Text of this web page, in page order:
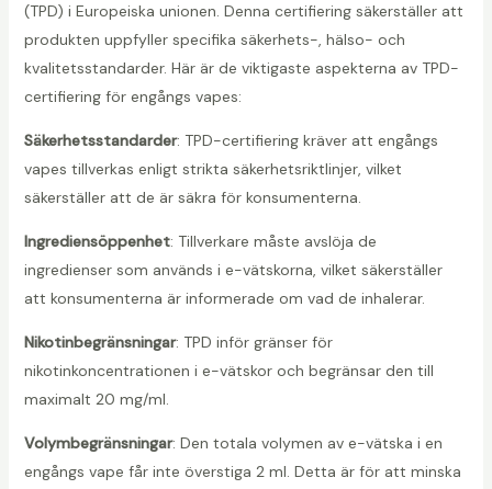
(TPD) i Europeiska unionen. Denna certifiering säkerställer att
produkten uppfyller specifika säkerhets-, hälso- och
kvalitetsstandarder. Här är de viktigaste aspekterna av TPD-
certifiering för engångs vapes:
Säkerhetsstandarder: TPD-certifiering kräver att engångs
vapes tillverkas enligt strikta säkerhetsriktlinjer, vilket
säkerställer att de är säkra för konsumenterna.
Ingrediensöppenhet: Tillverkare måste avslöja de
ingredienser som används i e-vätskorna, vilket säkerställer
att konsumenterna är informerade om vad de inhalerar.
Nikotinbegränsningar: TPD inför gränser för
nikotinkoncentrationen i e-vätskor och begränsar den till
maximalt 20 mg/ml.
Volymbegränsningar: Den totala volymen av e-vätska i en
engångs vape får inte överstiga 2 ml. Detta är för att minska